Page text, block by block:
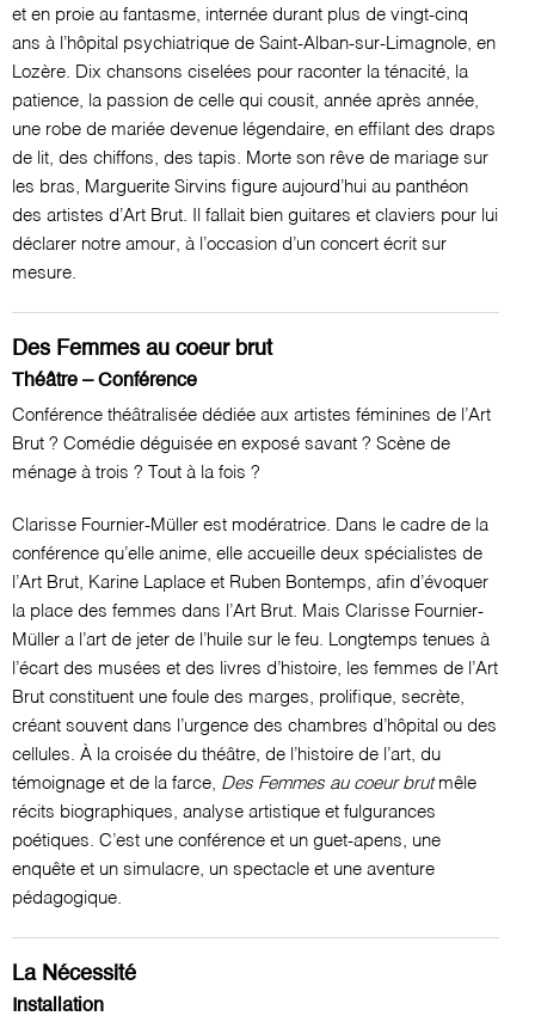
et en proie au fantasme, internée durant plus de vingt-cinq
ans à l’hôpital psychiatrique de Saint-Alban-sur-Limagnole, en
Lozère. Dix chansons ciselées pour raconter la ténacité, la
patience, la passion de celle qui cousit, année après année,
une robe de mariée devenue légendaire, en effilant des draps
de lit, des chiffons, des tapis. Morte son rêve de mariage sur
les bras, Marguerite Sirvins figure aujourd’hui au panthéon
des artistes d’Art Brut. Il fallait bien guitares et claviers pour lui
déclarer notre amour, à l’occasion d’un concert écrit sur
mesure.
Des Femmes au coeur brut
Théâtre – Conférence
Conférence théâtralisée dédiée aux artistes féminines de l’Art
Brut ? Comédie déguisée en exposé savant ? Scène de
ménage à trois ? Tout à la fois ?
Clarisse Fournier-Müller est modératrice. Dans le cadre de la
conférence qu’elle anime, elle accueille deux spécialistes de
l’Art Brut, Karine Laplace et Ruben Bontemps, afin d’évoquer
la place des femmes dans l’Art Brut. Mais Clarisse Fournier-
Müller a l’art de jeter de l’huile sur le feu. Longtemps tenues à
l’écart des musées et des livres d’histoire, les femmes de l’Art
Brut constituent une foule des marges, prolifique, secrète,
créant souvent dans l’urgence des chambres d’hôpital ou des
cellules. À la croisée du théâtre, de l’histoire de l’art, du
témoignage et de la farce, Des Femmes au coeur brut mêle
récits biographiques, analyse artistique et fulgurances
poétiques. C’est une conférence et un guet-apens, une
enquête et un simulacre, un spectacle et une aventure
pédagogique.
La Nécessité
Installation